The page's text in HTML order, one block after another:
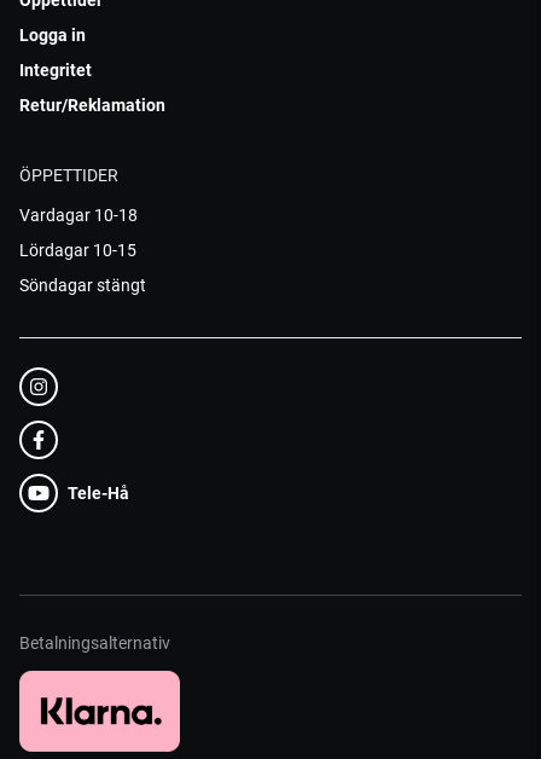
Logga in
Integritet
Retur/Reklamation
ÖPPETTIDER
Vardagar 10-18
Lördagar 10-15
Söndagar stängt
Tele-Hå
Betalningsalternativ